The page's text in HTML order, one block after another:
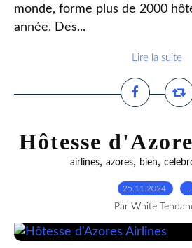
monde, forme plus de 2000
année. Des...
Lire la suite
Hôtesse
airlines, azores, bien,
25.11.2024
Par White